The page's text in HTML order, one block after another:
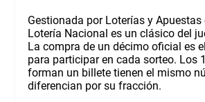
Gestionada por Loterías y Apuestas
Lotería Nacional es un clásico del
La compra de un décimo oficial es
para participar en cada sorteo. Los
forman un billete tienen el mismo
diferencian por su fracción.